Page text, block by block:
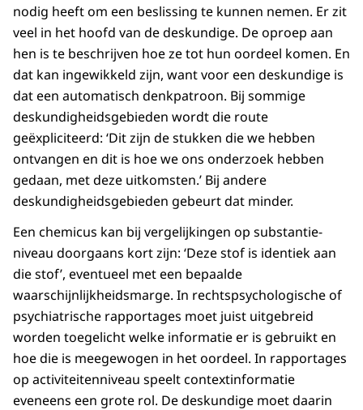
nodig heeft om een beslissing te kunnen nemen. Er zit
veel in het hoofd van de deskundige. De oproep aan
hen is te beschrijven hoe ze tot hun oordeel komen. En
dat kan ingewikkeld zijn, want voor een deskundige is
dat een automatisch denkpatroon. Bij sommige
deskundigheidsgebieden wordt die route
geëxpliciteerd: ‘Dit zijn de stukken die we hebben
ontvangen en dit is hoe we ons onderzoek hebben
gedaan, met deze uitkomsten.’ Bij andere
deskundigheidsgebieden gebeurt dat minder.
Een chemicus kan bij vergelijkingen op substantie-
niveau doorgaans kort zijn: ‘Deze stof is identiek aan
die stof’, eventueel met een bepaalde
waarschijnlijkheidsmarge. In rechtspsychologische of
psychiatrische rapportages moet juist uitgebreid
worden toegelicht welke informatie er is gebruikt en
hoe die is meegewogen in het oordeel. In rapportages
op activiteitenniveau speelt contextinformatie
eveneens een grote rol. De deskundige moet daarin